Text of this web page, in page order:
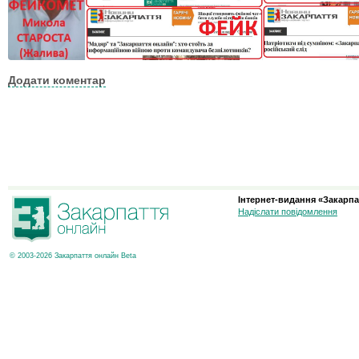
Додати коментар
© 2003-2026 Закарпаття онлайн Beta
Інтернет-видання
Надіслати повідомлення